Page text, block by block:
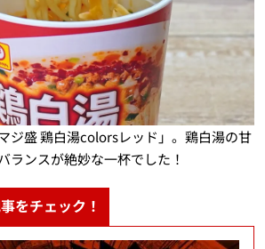
ジ盛 鶏白湯colorsレッド」。鶏白湯の甘
ランスが絶妙な一杯でした！
をチェック！